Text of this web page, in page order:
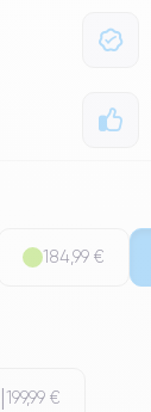
184,99 €
199,99 €